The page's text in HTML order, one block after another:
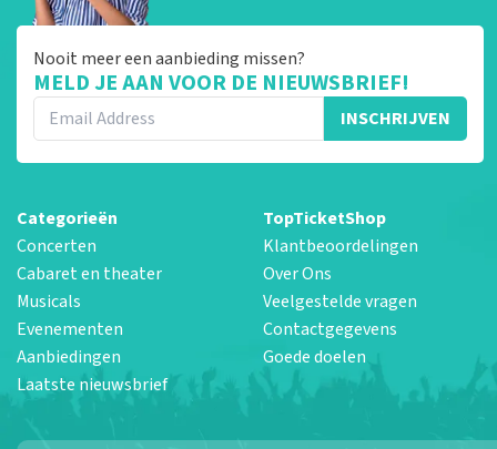
Nooit meer een aanbieding missen?
MELD JE AAN VOOR DE NIEUWSBRIEF!
INSCHRIJVEN
Categorieën
Concerten
Cabaret en theater
Musicals
Evenementen
Aanbiedingen
Laatste nieuwsbrief
TopTicketShop
Klantbeoordelingen
Over Ons
Veelgestelde vragen
Contactgegevens
Goede doelen